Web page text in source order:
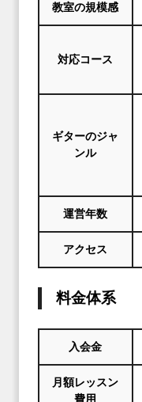
教室の規模感
対応コース
ギターのジャ
ンル
運営年数
アクセス
料金体系
入会金
月額レッスン
費用